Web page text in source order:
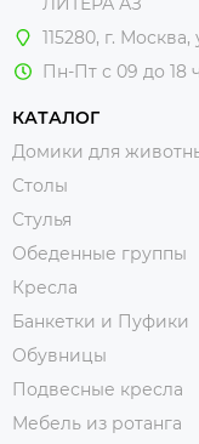
115280, г.
Пн-Пт с 09 до 18
КАТАЛОГ
Домики для
Столы
Стулья
Обеденные группы
Кресла
Банкетки и Пуфики
Обувницы
Подвесные кресла
Мебель из ротанга